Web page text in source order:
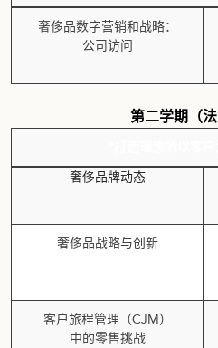
奢侈品数字营销和战略：
公司访问
第二学期（法
奢侈品牌动态
奢侈品战略与创新
客户旅程管理（CJM）
中的零售挑战